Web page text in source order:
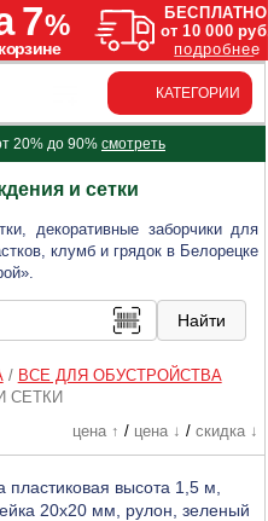
КАТЕГОРИИ
20% до 90% смотреть
и сетки
декоративные заборчики для
клумб и грядок в Белорецке
/ ВСЕ ДЛЯ ОБУСТРОЙСТВА
СЕТКИ
цена ↑ / цена ↓ / скидка ↓
пластиковая высота 1,5 м,
20х20 мм, рулон, зеленый